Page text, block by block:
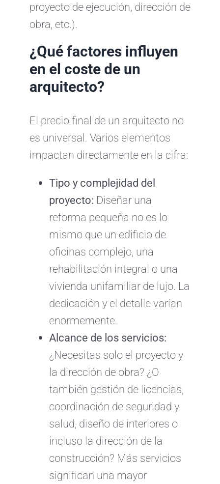
proyecto de ejecución, dirección de
obra, etc.).
¿Qué factores influyen
en el coste de un
arquitecto?
El precio final de un arquitecto no
es universal. Varios elementos
impactan directamente en la cifra:
Tipo y complejidad del
proyecto: Diseñar una
reforma pequeña no es lo
mismo que un edificio de
oficinas complejo, una
rehabilitación integral o una
vivienda unifamiliar de lujo. La
dedicación y el detalle varían
enormemente.
Alcance de los servicios:
¿Necesitas solo el proyecto y
la dirección de obra? ¿O
también gestión de licencias,
coordinación de seguridad y
salud, diseño de interiores o
incluso la dirección de la
construcción? Más servicios
significan una mayor